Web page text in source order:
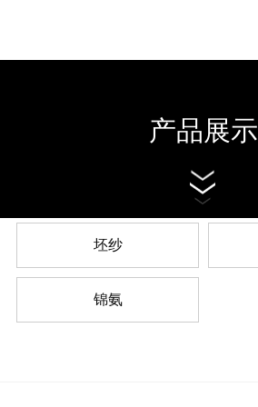
新闻资讯
人才招聘
联系我们
产品展示
坯纱
锦氨